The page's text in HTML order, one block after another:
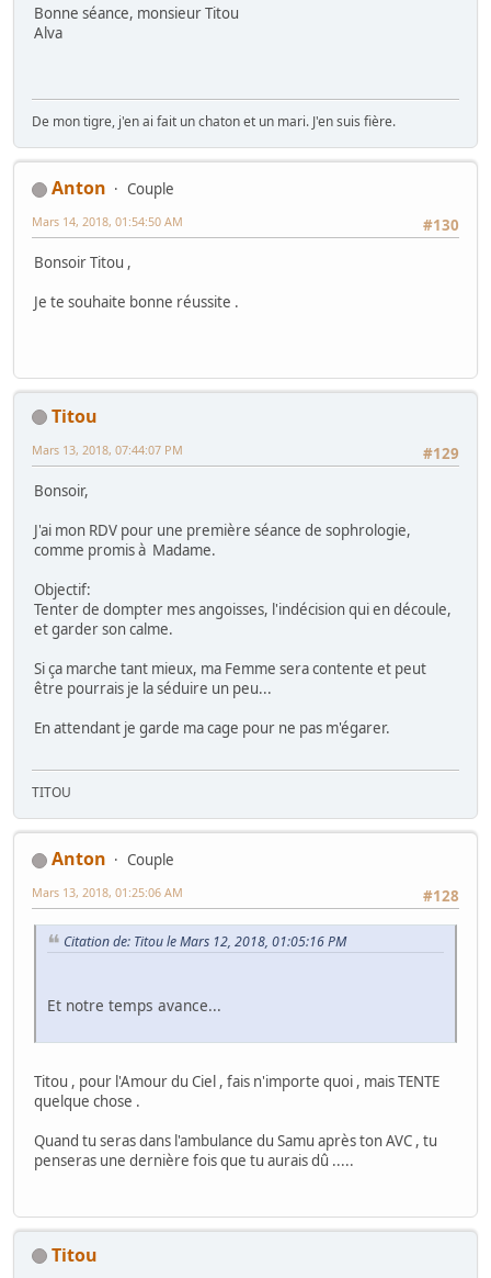
Bonne séance, monsieur Titou
Alva
De mon tigre, j'en ai fait un chaton et un mari. J'en suis fière.
Anton
Couple
#130
Mars 14, 2018, 01:54:50 AM
Bonsoir Titou ,
Je te souhaite bonne réussite .
Titou
#129
Mars 13, 2018, 07:44:07 PM
Bonsoir,
J'ai mon RDV pour une première séance de sophrologie,
comme promis à Madame.
Objectif:
Tenter de dompter mes angoisses, l'indécision qui en découle,
et garder son calme.
Si ça marche tant mieux, ma Femme sera contente et peut
être pourrais je la séduire un peu...
En attendant je garde ma cage pour ne pas m'égarer.
TITOU
Anton
Couple
#128
Mars 13, 2018, 01:25:06 AM
Citation de: Titou le Mars 12, 2018, 01:05:16 PM
Et notre temps avance...
Titou , pour l'Amour du Ciel , fais n'importe quoi , mais TENTE
quelque chose .
Quand tu seras dans l'ambulance du Samu après ton AVC , tu
penseras une dernière fois que tu aurais dû .....
Titou